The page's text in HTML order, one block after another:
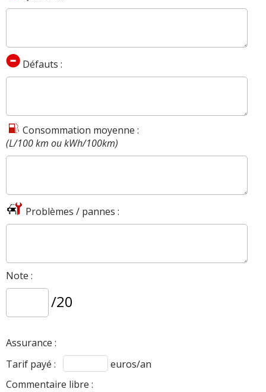
Défauts :
Consommation moyenne :
(L/100 km ou kWh/100km)
Problèmes / pannes :
Note :
/20
Assurance :
Tarif payé :
euros/an
Commentaire libre :